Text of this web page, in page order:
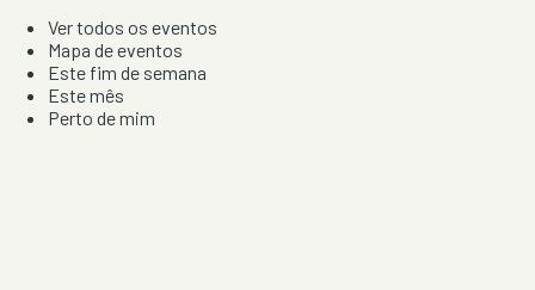
Ver todos os eventos
Mapa de eventos
Este fim de semana
Este mês
Perto de mim